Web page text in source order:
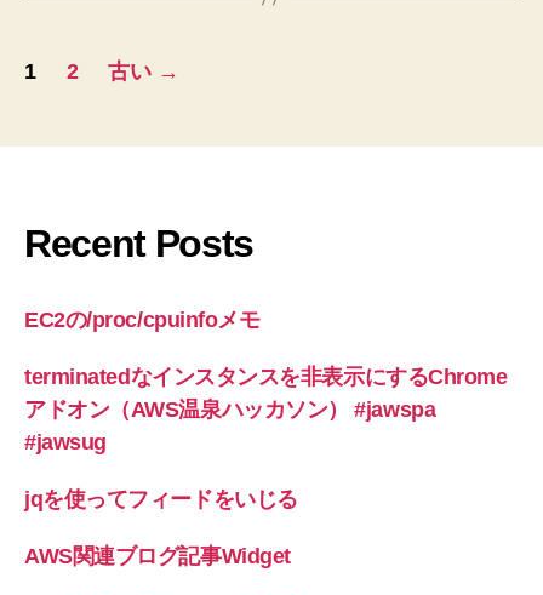
投
ナ
ゲ
ー
ョ
ン
1 2 古い →
Recent Posts
EC2の/proc/cpuinfoメモ
terminatedなインスタンスを非表示にするChrome
アドオン（AWS温泉ハッカソン） #jawspa
#jawsug
jqを使ってフィードをいじる
AWS関連ブログ記事Widget